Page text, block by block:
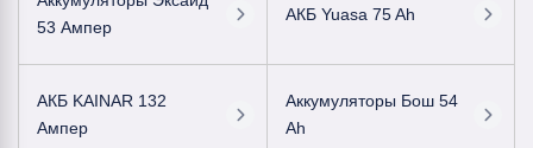
53 Ампер
АКБ Yuasa 75 Ah
АКБ KAINAR 132
Ампер
Аккумуляторы Бош 54
Ah